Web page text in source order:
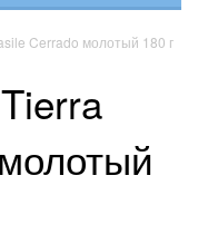
Cerrado молотый 180 г